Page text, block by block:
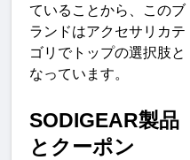
ていることから、このブ
ランドはアクセサリカテ
ゴリでトップの選択肢と
なっています。
SODIGEAR製品
とクーポン